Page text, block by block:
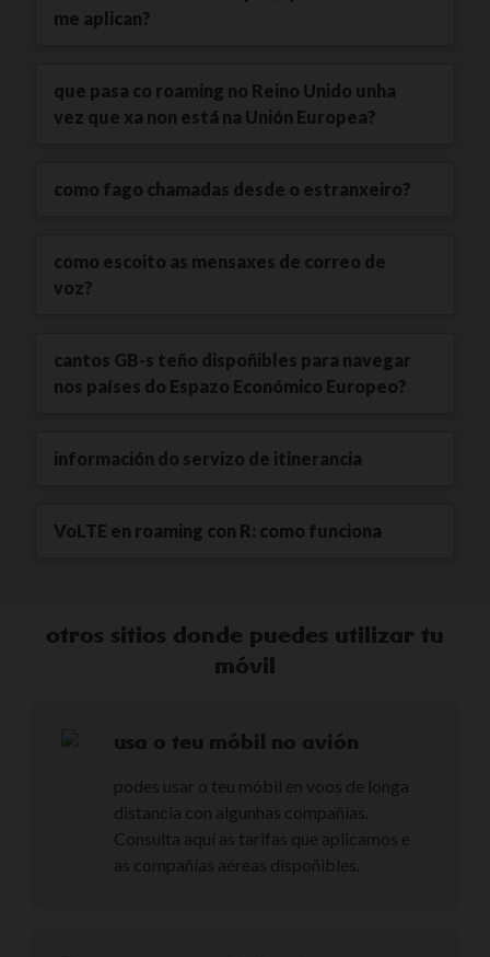
me aplican?
que pasa co roaming no Reino Unido unha
vez que xa non está na Unión Europea?
como fago chamadas desde o estranxeiro?
como escoito as mensaxes de correo de
voz?
cantos GB-s teño dispoñibles para navegar
nos países do Espazo Económico Europeo?
información do servizo de itinerancia
VoLTE en roaming con R: como funciona
otros sitios donde puedes utilizar tu
móvil
usa o teu móbil no avión
podes usar o teu móbil en voos de longa
distancia con algunhas compañías.
Consulta aquí as tarifas que aplicamos e
as compañías aéreas dispoñibles.